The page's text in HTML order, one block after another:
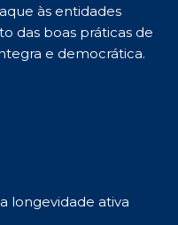
às entidades
das boas práticas de
e democrática.
longevidade ativa